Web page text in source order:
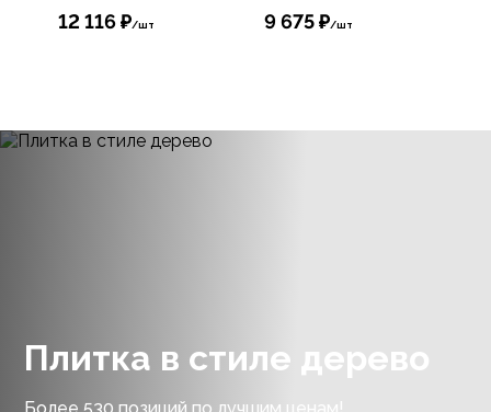
12 116 ₽/шт 9 675 ₽/шт
Плитка в стиле дерево